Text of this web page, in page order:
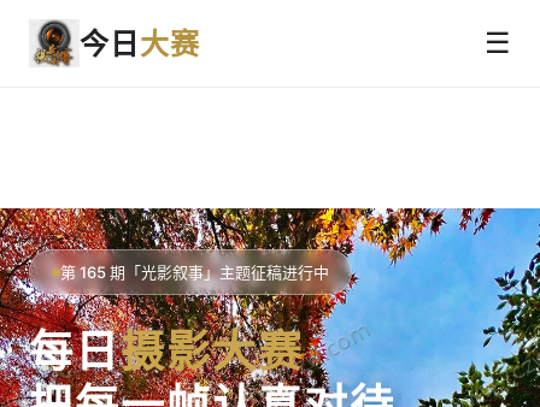
今日大赛 ☰
第 165 期「光影叙事」主题征稿进行中
每日摄影大赛